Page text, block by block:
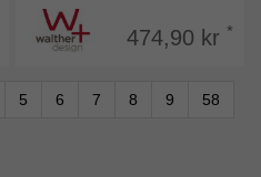
474,90 kr *
5 6 7 8 9 58